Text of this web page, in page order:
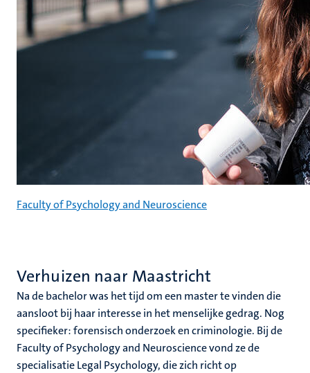
Faculty of Psychology and Neuroscience
Verhuizen naar Maastricht
Na de bachelor was het tijd om een master te vinden die
aansloot bij haar interesse in het menselijke gedrag. Nog
specifieker: forensisch onderzoek en criminologie. Bij de
Faculty of Psychology and Neuroscience vond ze de
specialisatie Legal Psychology, die zich richt op